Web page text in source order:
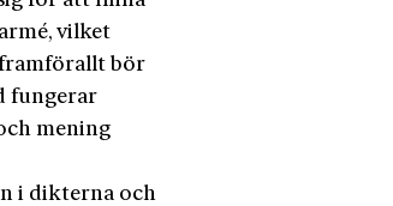
vilket
bör
fungerar
mening
i dikterna och